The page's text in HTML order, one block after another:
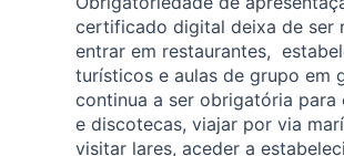
certificado digital deixa de ser
entrar em restaurantes,
turísticos e aulas de grupo em
continua a ser obrigatória para
e discotecas, viajar por via
visitar lares, aceder a